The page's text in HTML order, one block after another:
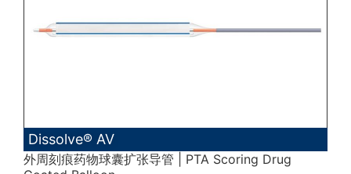
Dissolve® AV
外周刻痕药物球囊扩张导管 | PTA Scoring Drug